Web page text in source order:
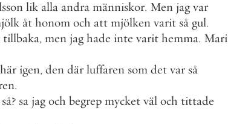
lik alla andra människor. Men jag var
åt honom och att mjölken varit så gul.
tillbaka, men jag hade inte varit hemma. Mari
här igen, den där luffaren som det var så
.
så? sa jag och begrep mycket väl och tittade